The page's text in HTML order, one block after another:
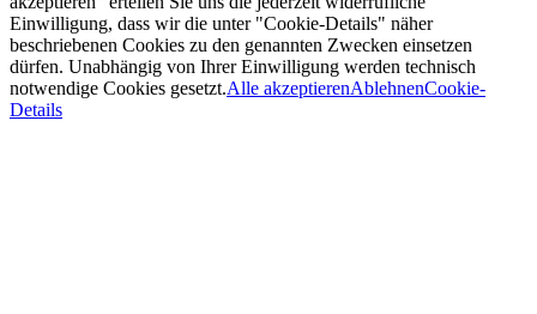
Einwilligung, dass wir die unter "Cookie-Details" näher
beschriebenen Cookies zu den genannten Zwecken einsetzen
dürfen. Unabhängig von Ihrer Einwilligung werden technisch
notwendige Cookies gesetzt.Alle akzeptierenAblehnenCookie-
Details